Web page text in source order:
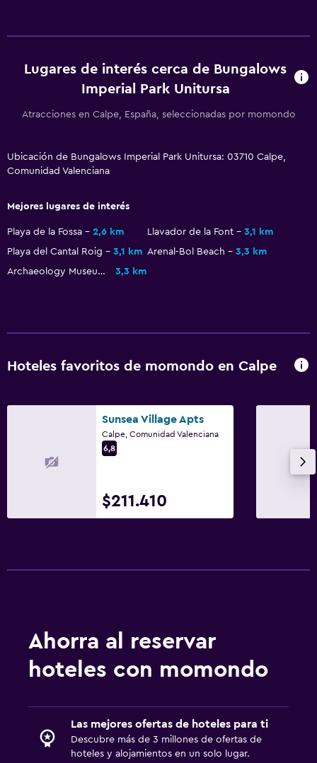
Ascensor
Almohada sin plumas
Terraza/patio
Sillas de playa
Habitación
Enchufe cerca de la cama
Instalaciones para reuniones
Sistema de entretenimiento
TV por cable o vía satélite
Plancha y tabla de planchar
Caja fuerte
Ideal para familias
Lugares de interés cerca de Bungalows
Imperial Park Unitursa
Atracciones en Calpe, España, seleccionadas por momondo
Ubicación de Bungalows Imperial Park Unitursa: 03710 Calpe,
Comunidad Valenciana
Mejores lugares de interés
Playa de la Fossa 2,6 km Llavador de la Font
3,1 km
Playa del Cantal Roig
3,1 km Arenal-Bol Beach
3,3 km
Archaeology Museum
3,3 km
Hoteles favoritos de momondo en Calpe
Sunsea Village Apts
Calpe, Comunidad Valenciana
6,8
$211.410
Ahorra al reservar
hoteles con momondo
Las mejores ofertas de hoteles para ti
Descubre más de 3 millones de ofertas de
hoteles y alojamientos en un solo lugar.